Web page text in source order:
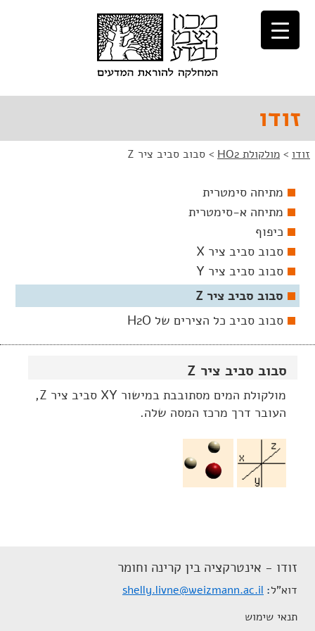
לתוכן
לניווט
זודו
זודו > מולקולת HO2 > סבוב סביב ציר Z
סבוב סביב ציר Z
מולקולת המים מסתובבת במישור XY סביב ציר Z,
העובר דרך מרכז המסה שלה.
מתיחה סימטרית
מתיחה א-סימטרית
כיפוף
סבוב סביב ציר X
סבוב סביב ציר Y
סבוב סביב ציר Z
סבוב סביב כל הצירים של H2O
זודו - אינטרקציה בין קרינה וחומר
דוא"ל shelly.livne@weizmann.ac.il
תנאי שימוש